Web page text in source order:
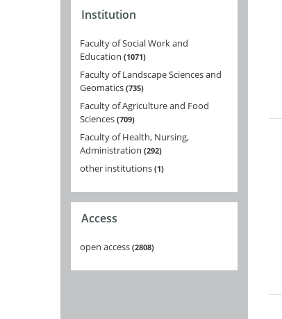
Institution
Faculty of Social Work and
Education 1071
Faculty of Landscape Sciences and
Geomatics 735
Faculty of Agriculture and Food
Sciences 709
Faculty of Health, Nursing,
Administration 292
other institutions 1
Access
open access 2808